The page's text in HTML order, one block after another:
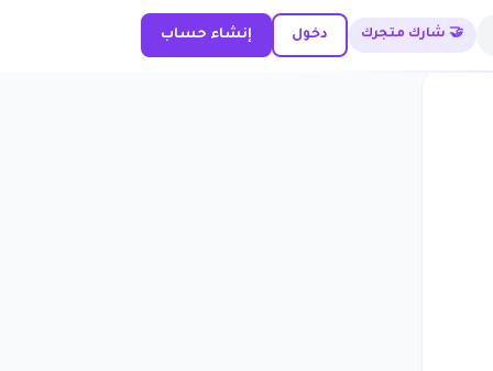
🤝 شارك متجرك دخول إنشاء حساب